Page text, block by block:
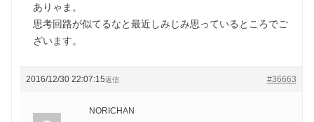
ありゃま。
思考回路が似てるなと最近しみじみ思っているところでご
ざいます。
2016/12/30 22:07:15 #36663
返信
NORICHAN